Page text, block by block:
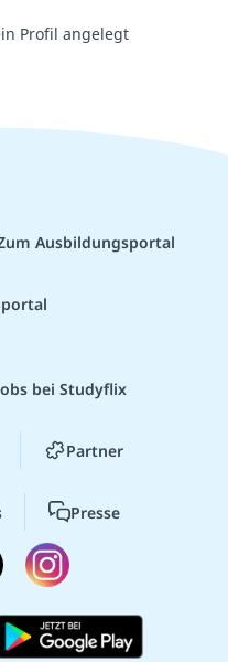
Profil angelegt
Ausbildungsportal
bei Studyflix
Partner
Presse